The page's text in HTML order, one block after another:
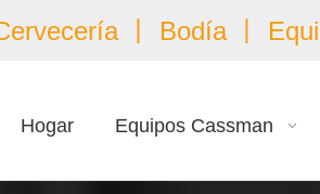
丨 Bodía 丨
Hogar Equipos Cassman